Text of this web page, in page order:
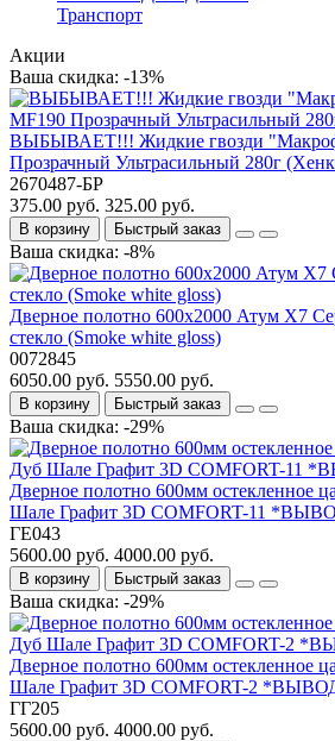
Транспорт
Акции
Ваша скидка: -13%
ВЫБЫВАЕТ!!! Жидкие гвозди
Прозрачный Ультрасильный 280г
2670487-БР
375.00 руб. 325.00 руб.
В корзину Быстрый заказ
Ваша скидка: -8%
Дверное полотно 600x2000 Атум Х7
стекло (Smoke white gloss)
0072845
6050.00 руб. 5550.00 руб.
В корзину Быстрый заказ
Ваша скидка: -29%
Дверное полотно 600мм остекленное
Шале Графит 3D COMFORT-11
ГЕ043
5600.00 руб. 4000.00 руб.
В корзину Быстрый заказ
Ваша скидка: -29%
Дверное полотно 600мм остекленное
Шале Графит 3D COMFORT-2
ГГ205
5600.00 руб. 4000.00 руб.